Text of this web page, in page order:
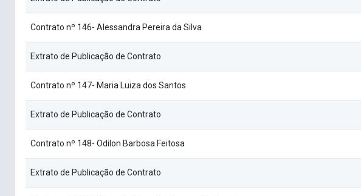
Contrato nº 146- Alessandra Pereira da Silva
Extrato de Publicação de Contrato
Contrato nº 147- Maria Luiza dos Santos
Extrato de Publicação de Contrato
Contrato nº 148- Odilon Barbosa Feitosa
Extrato de Publicação de Contrato